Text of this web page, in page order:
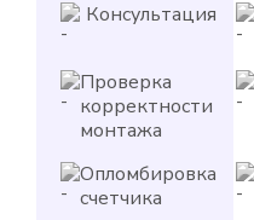
Консультация
Проверка
корректности
монтажа
Опломбировка
счетчика